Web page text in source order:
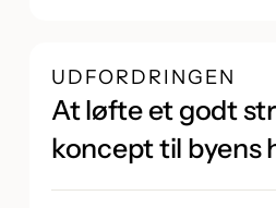
UDFORDRINGEN
At løfte et godt
koncept til byens